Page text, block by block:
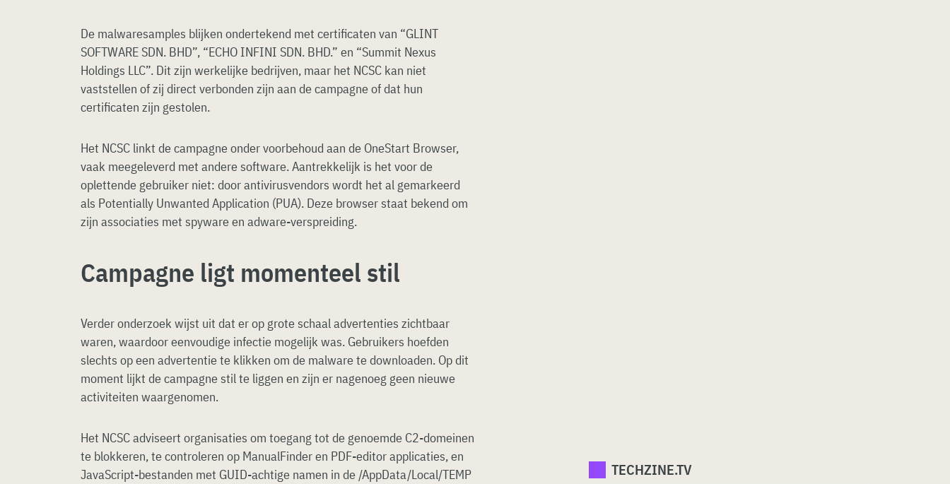
De malwaresamples blijken ondertekend met certificaten van “GLINT
SOFTWARE SDN. BHD”, “ECHO INFINI SDN. BHD.” en “Summit Nexus
Holdings LLC”. Dit zijn werkelijke bedrijven, maar het NCSC kan niet
vaststellen of zij direct verbonden zijn aan de campagne of dat hun
certificaten zijn gestolen.
Het NCSC linkt de campagne onder voorbehoud aan de OneStart Browser,
vaak meegeleverd met andere software. Aantrekkelijk is het voor de
oplettende gebruiker niet: door antivirusvendors wordt het al gemarkeerd
als Potentially Unwanted Application (PUA). Deze browser staat bekend om
zijn associaties met spyware en adware-verspreiding.
Campagne ligt momenteel stil
Verder onderzoek wijst uit dat er op grote schaal advertenties zichtbaar
waren, waardoor eenvoudige infectie mogelijk was. Gebruikers hoefden
slechts op een advertentie te klikken om de malware te downloaden. Op dit
moment lijkt de campagne stil te liggen en zijn er nagenoeg geen nieuwe
activiteiten waargenomen.
Het NCSC adviseert organisaties om toegang tot de genoemde C2-domeinen
te blokkeren, te controleren op ManualFinder en PDF-editor applicaties, en
JavaScript-bestanden met GUID-achtige namen in de /AppData/Local/TEMP
TECHZINE.TV